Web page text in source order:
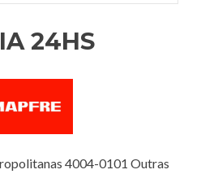
24HS
4004-0101 Outras